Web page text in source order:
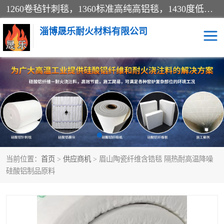
1260卷毡针刺毯，1360标准高纯高铝毯，1430度低锆锆铝含锆毯，普通挡渣棉卷毡，防火纸、挡火板、隔热垫片模块、棉块、折叠块、散棉高温固化剂价格规格密度多少钱图片视频立方平米参数指标
淄博晟乐耐火材料有限公司
当前位置： 首页 > 供应商机 > 眉山陶瓷纤维含锆毯 隔热耐高温降噪
硅酸铝制品原料
硅酸铝挡渣棉 硅酸铝纤维纸
硅酸铝挡火板 高铝毯
含锆毯 硅酸铝折叠块
硅酸铝散棉 硅酸铝纤维毯
硅酸铝模块